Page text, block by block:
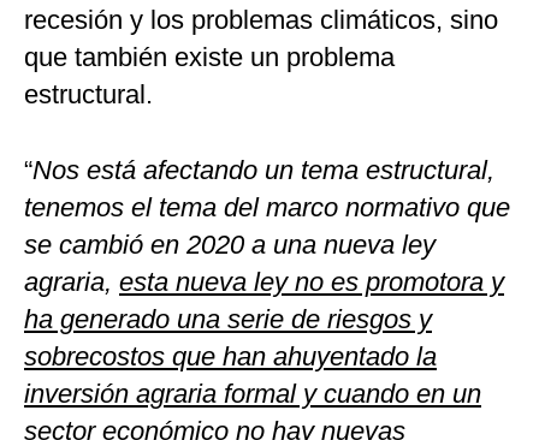
recesión y los problemas climáticos, sino
que también existe un problema
estructural.
“Nos está afectando un tema estructural,
tenemos el tema del marco normativo que
se cambió en 2020 a una nueva ley
agraria, esta nueva ley no es promotora y
ha generado una serie de riesgos y
sobrecostos que han ahuyentado la
inversión agraria formal y cuando en un
sector económico no hay nuevas